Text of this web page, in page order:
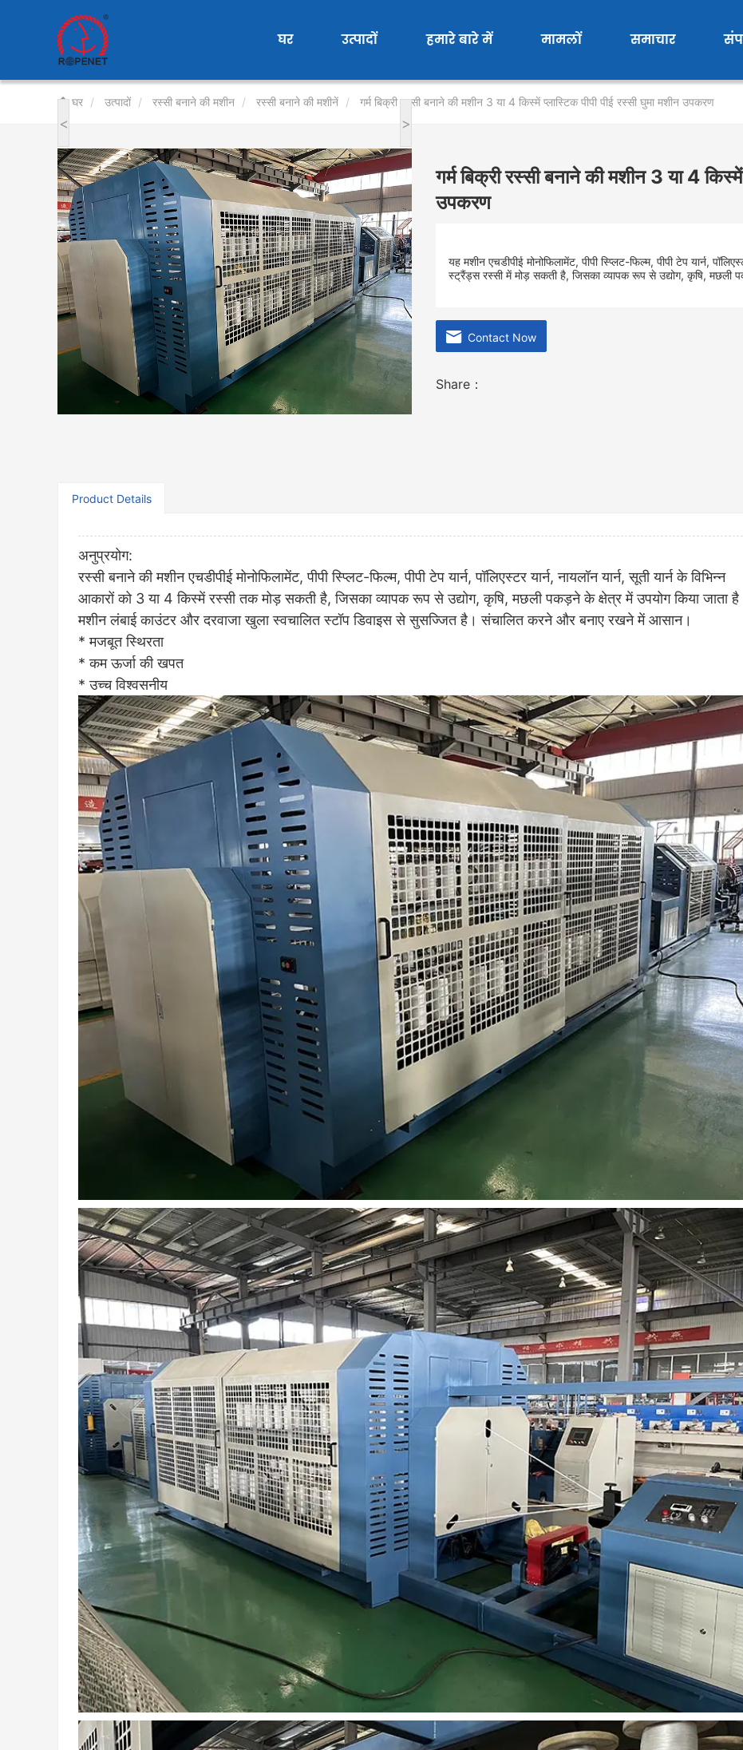
घर उत्पादों हमारे बारे में मामलों समाचार
User
account
menu
घर उत्पादों रस्सी बनाने की मशीन रस्सी बनाने की मशीनें गर्म बिक्री रस्सी बनाने की मशीन 3 या 4 किस्में प्लास्टिक पीपी पीई रस्सी घुमा मशीन उपकरण
< >
गर्म बिक्री रस्सी बनाने की मशीन 3 या 4
उपकरण
यह मशीन एचडीपीई मोनोफिलामेंट, पीपी स्प्लिट-फिल्म, पीपी टेप यार्न,
स्ट्रैंड्स रस्सी में मोड़ सकती है, जिसका व्यापक रूप से उद्योग, कृषि, मछली
Contact Now
Share：
Product Details
अनुप्रयोग:
रस्सी बनाने की मशीन एचडीपीई मोनोफिलामेंट, पीपी स्प्लिट-फिल्म, पीपी टेप यार्न, पॉलिएस्टर यार्न, नायलॉन यार्न, सूती यार्न के विभिन्न
आकारों को 3 या 4 किस्में रस्सी तक मोड़ सकती है, जिसका व्यापक रूप से उद्योग, कृषि, मछली पकड़ने के क्षेत्र में उपयोग किया जाता
मशीन लंबाई काउंटर और दरवाजा खुला स्वचालित स्टॉप डिवाइस से सुसज्जित है। संचालित करने और बनाए रखने में आसान।
* मजबूत स्थिरता
* कम ऊर्जा की खपत
* उच्च विश्वसनीय